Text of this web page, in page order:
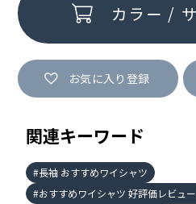
カラー /
お気に入り登録
関連キーワード
長袖 おすすめワイシャツ
おすすめワイシャツ 好評価レビュ